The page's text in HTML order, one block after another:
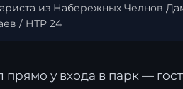
из Набережных Челнов
/ НТР 24
у входа в парк —